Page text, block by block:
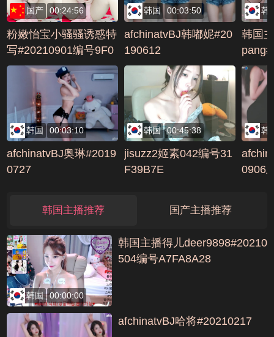
国产 00:24:56
粉嫩怡宝小骚骚诱惑特
写#20210901编号9F0
B7DC
韩国 00:03:50
afchinatvBJ韩嘟妮#20
190612
韩
韩国
韩国 00:03:10
afchinatvBJ奥琳#2019
0727
韩国 00:45:38
jisuzz2姬素042编号31
F39B7E
韩
0906
韩国主播推荐 国产主播推荐
韩国 00:00:00
韩国主播得儿deer9898#20210
504编号A7FA8A28
afchinatvBJ哈将#20210217